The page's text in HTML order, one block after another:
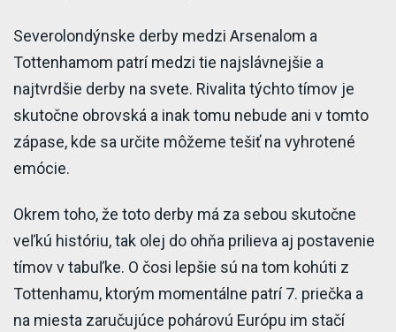
Severolondýnske derby medzi Arsenalom a
Tottenhamom patrí medzi tie najslávnejšie a
najtvrdšie derby na svete. Rivalita týchto tímov je
skutočne obrovská a inak tomu nebude ani v tomto
zápase, kde sa určite môžeme tešiť na vyhrotené
emócie.
Okrem toho, že toto derby má za sebou skutočne
veľkú históriu, tak olej do ohňa prilieva aj postavenie
tímov v tabuľke. O čosi lepšie sú na tom kohúti z
Tottenhamu, ktorým momentálne patrí 7. priečka a
na miesta zaručujúce pohárovú Európu im stačí